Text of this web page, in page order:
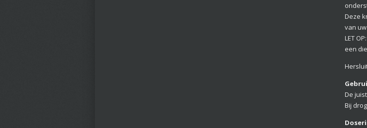
Deze
van
LET
een
De
Bij